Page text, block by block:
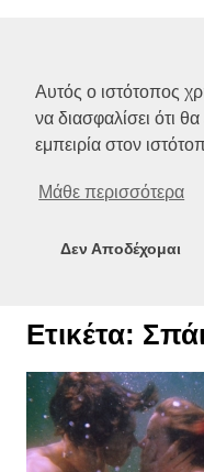
Αυτός ο ιστότοπος
να διασφαλίσει ότι
εμπειρία στον
Μάθε περισσότερα
Δεν Αποδέχομαι
Ετικέτα: